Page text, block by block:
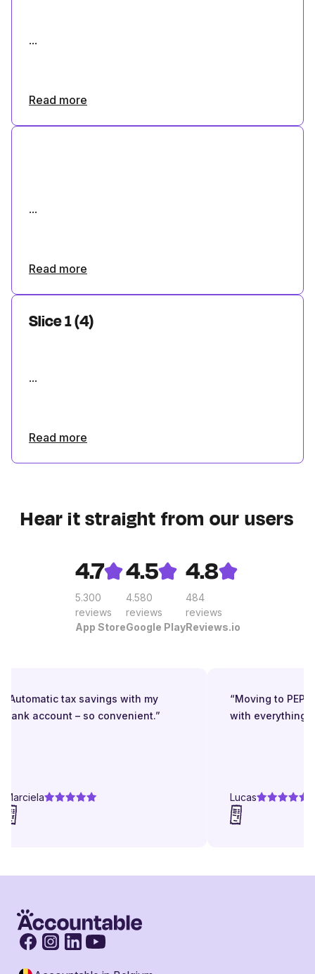
...
Read more
...
Read more
Slice 1 (4)
...
Read more
Hear it straight from our users
4.7
5.300
reviews
App Store
4.5
4.580
reviews
Google Play
4.8
484
reviews
Reviews.io
tax savings with my
account – so convenient.”
“Moving to
with everything in
Lucas